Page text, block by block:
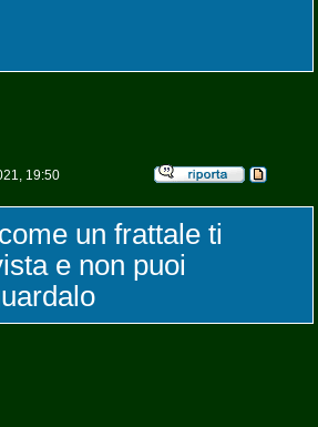
19:50
un frattale ti
e non puoi